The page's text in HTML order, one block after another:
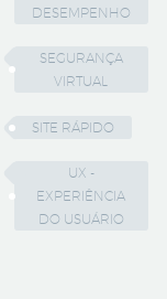
DESEMPENHO
SEGURANÇA
VIRTUAL
SITE RÁPIDO
UX -
EXPERIÊNCIA
DO USUÁRIO